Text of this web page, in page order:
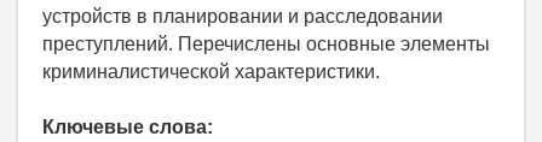
устройств в планировании и расследовании
преступлений. Перечислены основные элементы
криминалистической характеристики.
Ключевые слова: